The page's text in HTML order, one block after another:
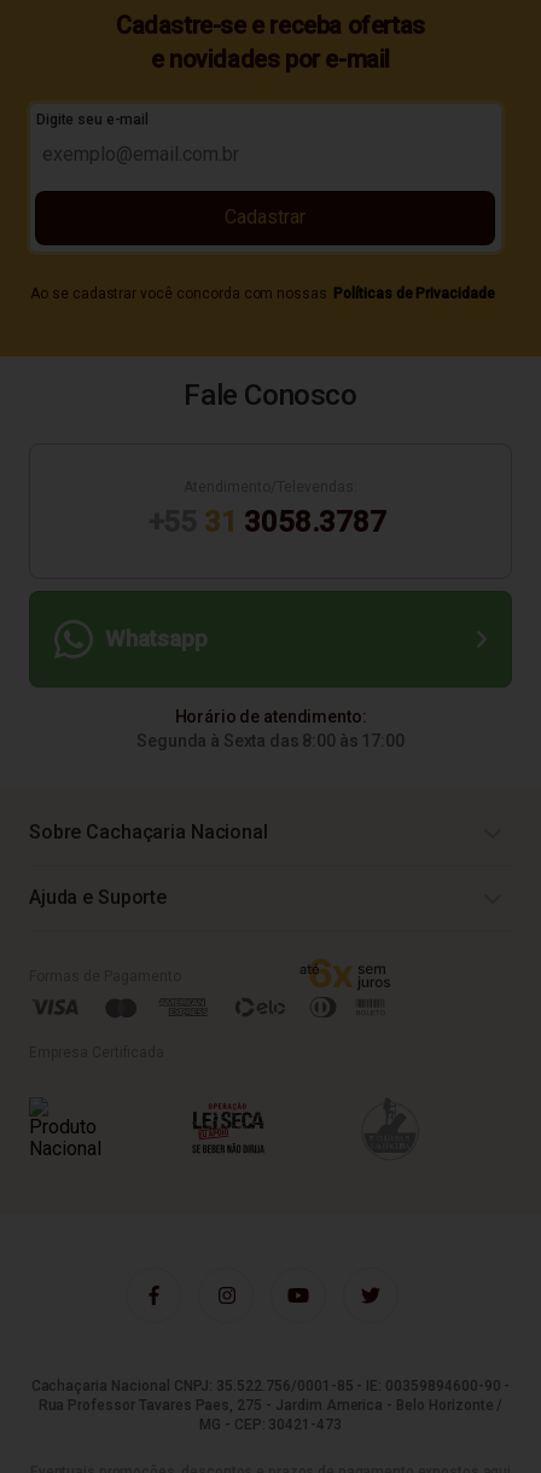
Cadastre-se e receba ofertas
e novidades por e-mail
Digite seu e-mail
Ao se cadastrar você concorda com nossas Políticas de Privacidade
Cadastrar
Fale Conosco
31 3058.3787
Whatsapp
Horário de atendimento:
Segunda à Sexta das 8:00 às 17:00
Sobre Cachaçaria Nacional
Ajuda e Suporte
Cachaçaria Nacional CNPJ: 35.522.756/0001-85 - IE: 00359894600-90 -
Rua Professor Tavares Paes, 275 - Jardim America - Belo Horizonte /
MG - CEP: 30421-473